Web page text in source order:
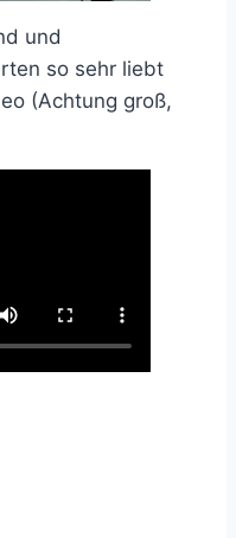
und
so sehr liebt
(Achtung groß,